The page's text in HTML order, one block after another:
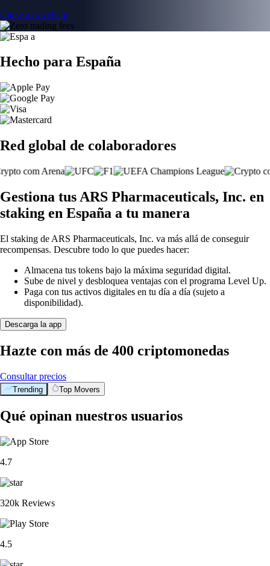
Únete a Level Up
Hecho para España
Red global de colaboradores
Gestiona tus ARS Pharmaceuticals, Inc. en
staking en España a tu manera
El staking de ARS Pharmaceuticals, Inc. va más allá de conseguir
recompensas. Descubre todo lo que puedes hacer:
Almacena tus tokens bajo la máxima seguridad digital.
Sube de nivel y desbloquea ventajas con el programa Level Up.
Paga con tus activos digitales en tu día a día (sujeto a
disponibilidad).
Descarga la app
Hazte con más de 400 criptomonedas
Consultar precios
Trending Top Movers
Qué opinan nuestros usuarios
4.7
320k Reviews
4.5